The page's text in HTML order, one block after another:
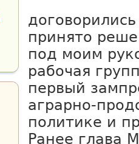
принято
под моим
рабочая
первый
аграрно-
политике и
Ранее глава